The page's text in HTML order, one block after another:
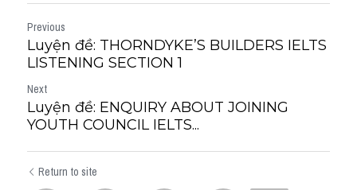
Previous
Luyện đề: THORNDYKE’S BUILDERS IELTS
LISTENING SECTION 1
Next
Luyện đề: ENQUIRY ABOUT JOINING
YOUTH COUNCIL IELTS...
Return to site